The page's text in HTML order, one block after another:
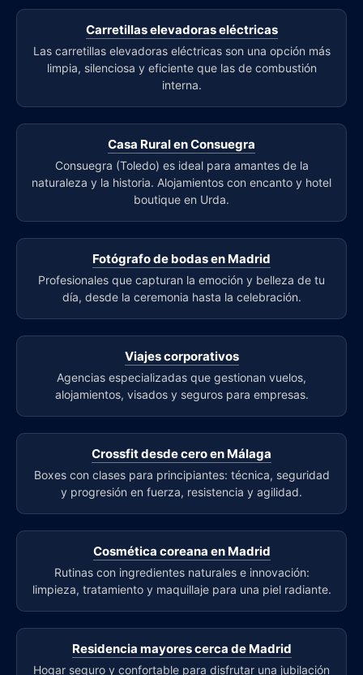
Carretillas elevadoras eléctricas
Las carretillas elevadoras eléctricas son una opción más
limpia, silenciosa y eficiente que las de combustión
interna.
Casa Rural en Consuegra
Consuegra (Toledo) es ideal para amantes de la
naturaleza y la historia. Alojamientos con encanto y hotel
boutique en Urda.
Fotógrafo de bodas en Madrid
Profesionales que capturan la emoción y belleza de tu
día, desde la ceremonia hasta la celebración.
Viajes corporativos
Agencias especializadas que gestionan vuelos,
alojamientos, visados y seguros para empresas.
Crossfit desde cero en Málaga
Boxes con clases para principiantes: técnica, seguridad
y progresión en fuerza, resistencia y agilidad.
Cosmética coreana en Madrid
Rutinas con ingredientes naturales e innovación:
limpieza, tratamiento y maquillaje para una piel radiante.
Residencia mayores cerca de Madrid
Hogar seguro y confortable para disfrutar una jubilación